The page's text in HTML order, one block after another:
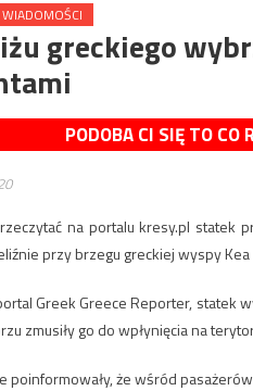
WIADOMOŚCI
greckiego
PODOBA CI SIĘ TO CO
na portalu kresy.pl statek
przy brzegu greckiej wyspy Kea
Greek Greece Reporter, statek
zmusiły go do wpłynięcia na
poinformowały, że wśród